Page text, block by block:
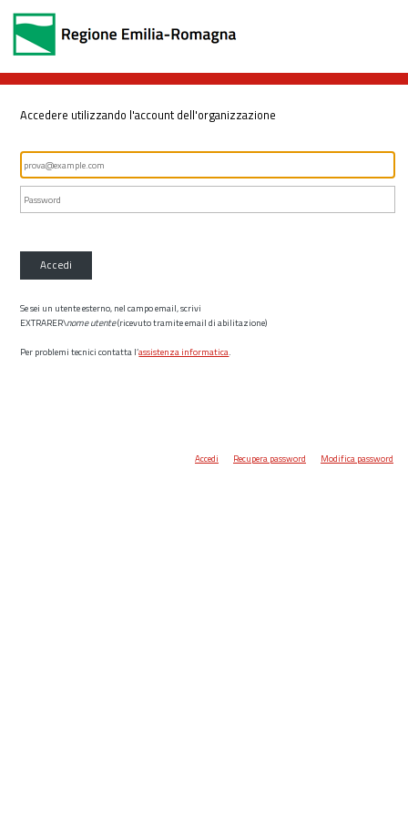
Accedere utilizzando l'account dell'organizzazione
Accedi
Se sei un utente esterno, nel campo email, scrivi
EXTRARER\nome utente(ricevuto tramite email di abilitazione)
Per problemi tecnici contatta l’assistenza informatica.
Accedi Recupera password Modifica password